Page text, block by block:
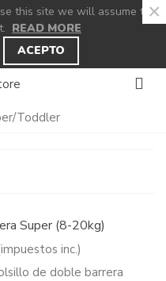
deseos
Create new list
productos en
this site we will assume that
READ MORE
ACEPTO
×
Toddler
Super (8-20kg)
inc.)
de doble barrera